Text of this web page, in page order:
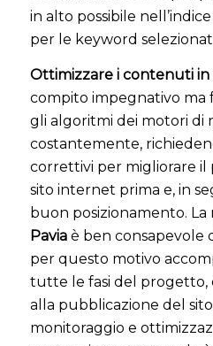
in alto possibile
per le keyword
Ottimizzare i contenuti in
compito impegnativo ma
gli algoritmi dei motori di
costantemente,
correttivi per migliorare il
sito internet prima e, in
buon posizionamento. La
Paviaè ben consapevole
per questo motivo
tutte le fasi del progetto,
alla pubblicazione del
monitoraggio e